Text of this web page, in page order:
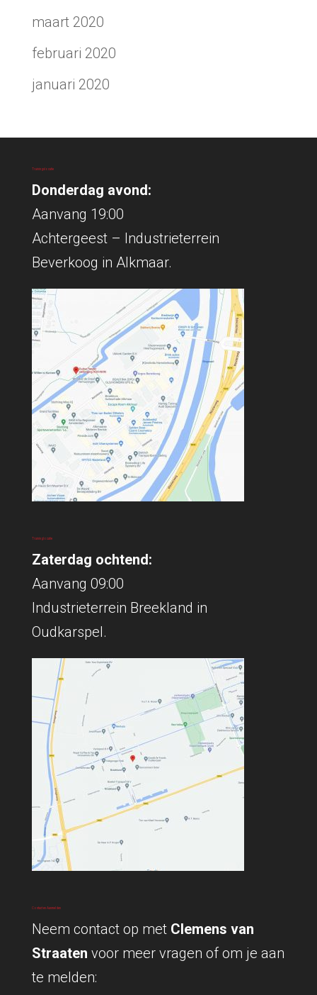
maart 2020
februari 2020
januari 2020
Trainingslocatie
Donderdag avond:
Aanvang 19:00
Achtergeest – Industrieterrein
Beverkoog in Alkmaar.
Traininglocatie
Zaterdag ochtend:
Aanvang 09:00
Industrieterrein Breekland in
Oudkarspel.
Contact en Aanmelden
Neem contact op met Clemens van
Straaten voor meer vragen of om je aan
te melden: